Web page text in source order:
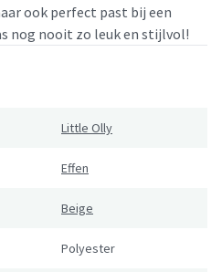
ook perfect past bij een
nog nooit zo leuk en stijlvol!
Little Olly
Effen
Beige
Polyester